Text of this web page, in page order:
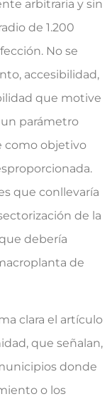
arbitraria y sin
de 1.200
No se
accesibilidad,
que motive
parámetro
como objetivo
que conllevaría
de la
debería
de
clara el artículo
que señalan,
donde
o los